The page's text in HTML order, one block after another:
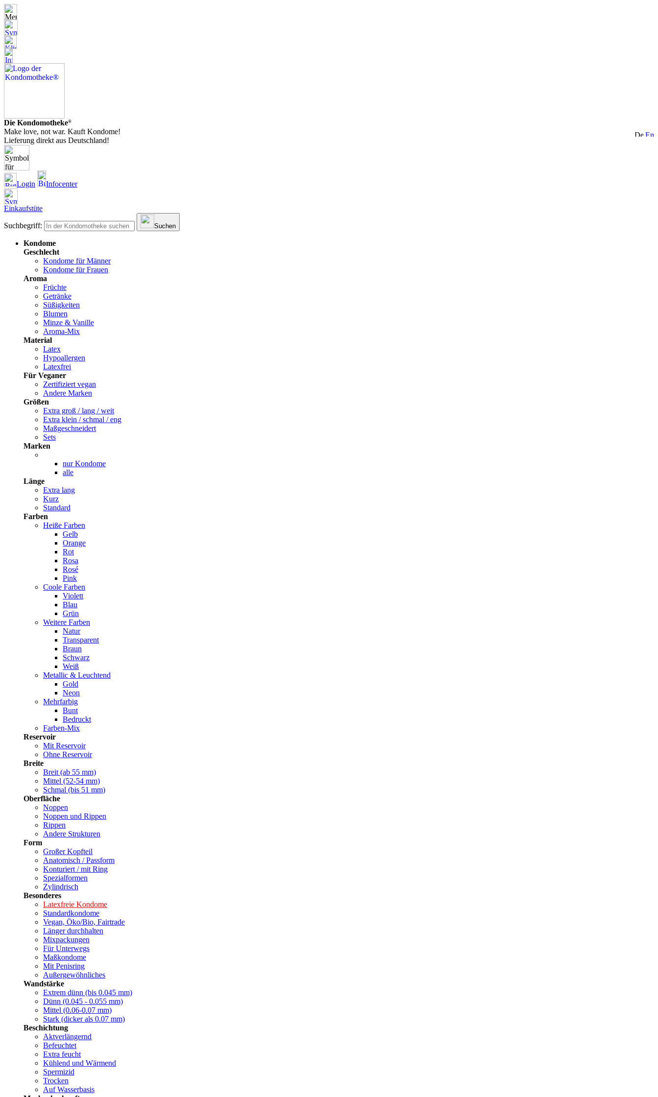
Die Kondomotheke®
Make love, not war. Kauft Kondome!
Lieferung direkt aus Deutschland!
Login Infocenter
Einkaufstüte
Suchbegriff: Suchen
Kondome
Geschlecht
Kondome für Männer
Kondome für Frauen
Aroma
Früchte
Getränke
Süßigkeiten
Blumen
Minze & Vanille
Aroma-Mix
Material
Latex
Hypoallergen
Latexfrei
Für Veganer
Zertifiziert vegan
Andere Marken
Größen
Extra groß / lang / weit
Extra klein / schmal / eng
Maßgeschneidert
Sets
Marken
nur Kondome
alle
Länge
Extra lang
Kurz
Standard
Farben
Heiße Farben
Gelb
Orange
Rot
Rosa
Rosé
Pink
Coole Farben
Violett
Blau
Grün
Weitere Farben
Natur
Transparent
Braun
Schwarz
Weiß
Metallic & Leuchtend
Gold
Neon
Mehrfarbig
Bunt
Bedruckt
Farben-Mix
Reservoir
Mit Reservoir
Ohne Reservoir
Breite
Breit (ab 55 mm)
Mittel (52-54 mm)
Schmal (bis 51 mm)
Oberfläche
Noppen
Noppen und Rippen
Rippen
Andere Strukturen
Form
Großer Kopfteil
Anatomisch / Passform
Konturiert / mit Ring
Spezialformen
Zylindrisch
Besonderes
Latexfreie Kondome
Standardkondome
Vegan, Öko/Bio, Fairtrade
Länger durchhalten
Mixpackungen
Für Unterwegs
Maßkondome
Mit Penisring
Außergewöhnliches
Wandstärke
Extrem dünn (bis 0.045 mm)
Dünn (0.045 - 0.055 mm)
Mittel (0.06-0.07 mm)
Stark (dicker als 0.07 mm)
Beschichtung
Aktverlängernd
Befeuchtet
Extra feucht
Kühlend und Wärmend
Spermizid
Trocken
Auf Wasserbasis